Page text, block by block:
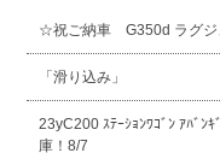
☆祝ご納車 G350d ラグジ
「滑り込み」
23yC200 ｽﾃｰｼｮﾝﾜｺﾞﾝ ｱﾊﾞﾝ
庫！8/7